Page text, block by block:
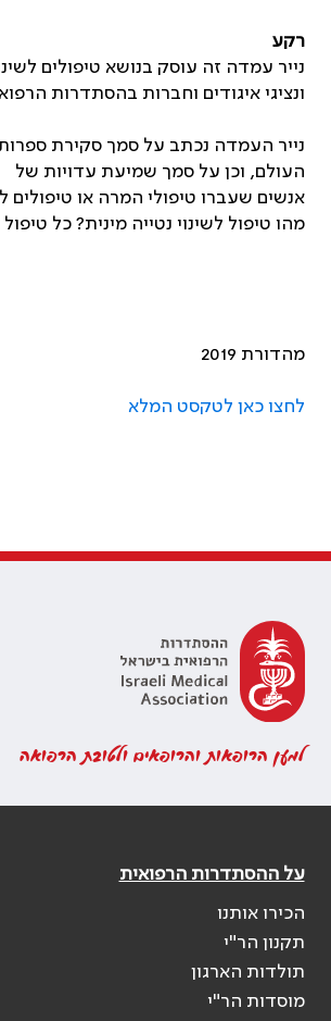
רקע
נייר עמדה זה עוסק בנושא טיפולים
ונציגי איגודים וחברות בהסתדרות
נייר העמדה נכתב על סמך סקירת ספרות
העולם, וכן על סמך שמיעת עדויות של
אנשים שעברו טיפולי המרה או טיפולים
מהו טיפול לשינוי נטייה מינית? כל
מהדורת 2019
לחצו כאן לטקסט המלא
למען הרופאות והרופאים ולטובת הרפואה
על ההסתדרות הרפואית
הכירו אותנו
תקנון הר"י
תולדות הארגון
מוסדות הר"י